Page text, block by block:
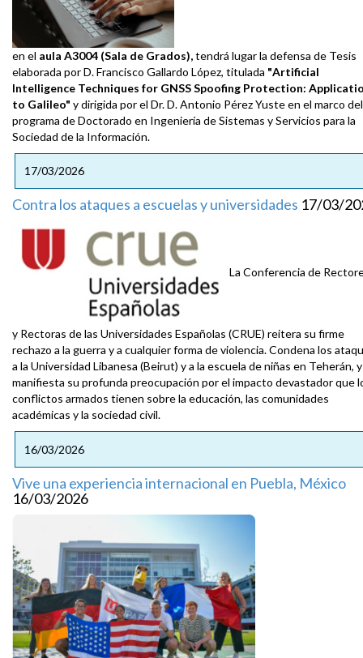
en el aula A3004 (Sala de Grados),tendrá lugar la defensa de Tesis
elaborada por D. Francisco Gallardo López, titulada "Artificial
Intelligence Techniques for GNSS Spoofing Protection:
to Galileo" y dirigida por el Dr. D. Antonio Pérez Yuste en el marco del
programa de Doctorado en Ingeniería de Sistemas y Servicios para la
Sociedad de la Información.
17/03/2026
Contra los ataques a escuelas y universidades 17/03/
La Conferencia de
y Rectoras de las Universidades Españolas (CRUE) reitera su firme
rechazo a la guerra y a cualquier forma de violencia. Condena los
a la Universidad Libanesa (Beirut) y a la escuela de niñas en Teherán, y
manifiesta su profunda preocupación por el impacto devastador que
conflictos armados tienen sobre la educación, las comunidades
académicas y la sociedad civil.
16/03/2026
Vive una experiencia internacional en Puebla, México
16/03/2026